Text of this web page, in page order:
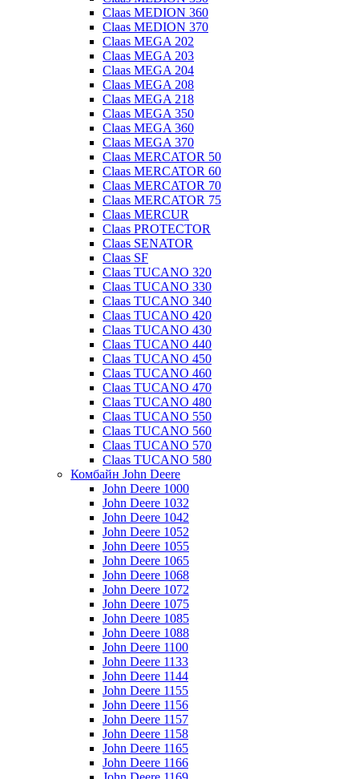
Claas MEDION 360
Claas MEDION 370
Claas MEGA 202
Claas MEGA 203
Claas MEGA 204
Claas MEGA 208
Claas MEGA 218
Claas MEGA 350
Claas MEGA 360
Claas MEGA 370
Claas MERCATOR 50
Claas MERCATOR 60
Claas MERCATOR 70
Claas MERCATOR 75
Claas MERCUR
Claas PROTECTOR
Claas SENATOR
Claas SF
Claas TUCANO 320
Claas TUCANO 330
Claas TUCANO 340
Claas TUCANO 420
Claas TUCANO 430
Claas TUCANO 440
Claas TUCANO 450
Claas TUCANO 460
Claas TUCANO 470
Claas TUCANO 480
Claas TUCANO 550
Claas TUCANO 560
Claas TUCANO 570
Claas TUCANO 580
Комбайн John Deere
John Deere 1000
John Deere 1032
John Deere 1042
John Deere 1052
John Deere 1055
John Deere 1065
John Deere 1068
John Deere 1072
John Deere 1075
John Deere 1085
John Deere 1088
John Deere 1100
John Deere 1133
John Deere 1144
John Deere 1155
John Deere 1156
John Deere 1157
John Deere 1158
John Deere 1165
John Deere 1166